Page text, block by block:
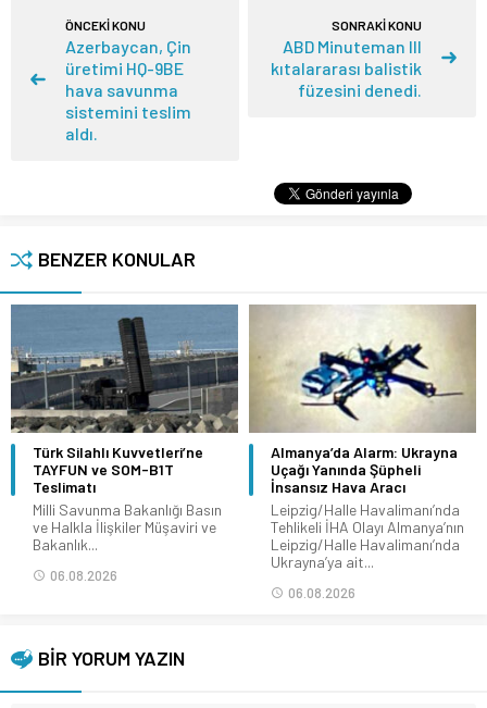
ÖNCEKİ KONU
Azerbaycan, Çin
üretimi HQ-9BE
hava savunma
sistemini teslim
aldı.
SONRAKİ KONU
ABD Minuteman III
kıtalararası balistik
füzesini denedi.
BENZER KONULAR
Türk Silahlı Kuvvetleri’ne
TAYFUN ve SOM-B1T
Teslimatı
Milli Savunma Bakanlığı Basın
ve Halkla İlişkiler Müşaviri ve
Bakanlık...
06.08.2026
Almanya’da Alarm: Ukrayna
Uçağı Yanında Şüpheli
İnsansız Hava Aracı
Leipzig/Halle Havalimanı’nda
Tehlikeli İHA Olayı Almanya’nın
Leipzig/Halle Havalimanı’nda
Ukrayna’ya ait...
06.08.2026
BİR YORUM YAZIN